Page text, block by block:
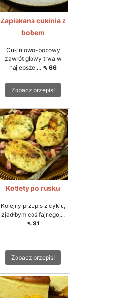
Zapiekana cukinia z
bobem
Cukiniowo-bobowy
zawrót głowy trwa w
najlepsze,... ⇖ 66
Zobacz przepis!
Kotlety po rusku
Kolejny przepis z cyklu,
zjadłbym coś fajnego,...
⇖ 81
Zobacz przepis!